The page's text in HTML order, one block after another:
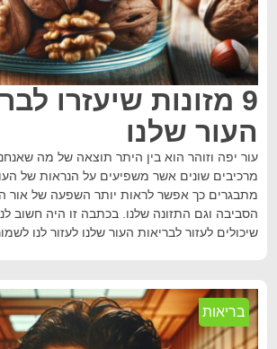
9 מזונות שיעזרו
העור שלנו
עור יפה וזוהר הוא בין היתר תוצאה של מה
מרכיבים שונים אשר משפיעים על הנראות של
מתבגרים כך אפשר לראות יותר השפעה של אור
הסביבה וגם התזונה שלנו. בכתבה זו היה חשוב
שיכולים לעזור לבריאות העור שלנו לעזור לנו
בריאות